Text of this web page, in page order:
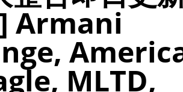
Armani
MLTD,